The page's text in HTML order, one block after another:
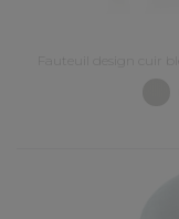
Fauteuil design cuir